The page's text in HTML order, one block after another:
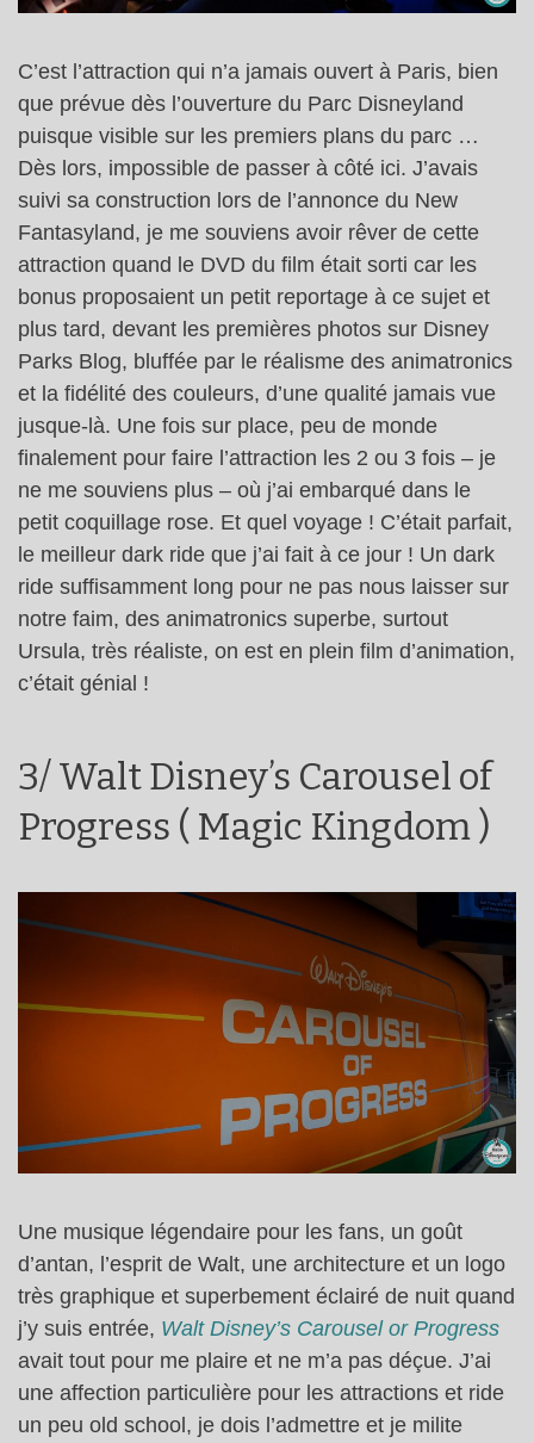
C’est l’attraction qui n’a jamais ouvert à Paris, bien
que prévue dès l’ouverture du Parc Disneyland
puisque visible sur les premiers plans du parc …
Dès lors, impossible de passer à côté ici. J’avais
suivi sa construction lors de l’annonce du New
Fantasyland, je me souviens avoir rêver de cette
attraction quand le DVD du film était sorti car les
bonus proposaient un petit reportage à ce sujet et
plus tard, devant les premières photos sur Disney
Parks Blog, bluffée par le réalisme des animatronics
et la fidélité des couleurs, d’une qualité jamais vue
jusque-là. Une fois sur place, peu de monde
finalement pour faire l’attraction les 2 ou 3 fois – je
ne me souviens plus – où j’ai embarqué dans le
petit coquillage rose. Et quel voyage ! C’était parfait,
le meilleur dark ride que j’ai fait à ce jour ! Un dark
ride suffisamment long pour ne pas nous laisser sur
notre faim, des animatronics superbe, surtout
Ursula, très réaliste, on est en plein film d’animation,
c’était génial !
3/ Walt Disney’s Carousel of
Progress ( Magic Kingdom )
Une musique légendaire pour les fans, un goût
d’antan, l’esprit de Walt, une architecture et un logo
très graphique et superbement éclairé de nuit quand
j’y suis entrée, Walt Disney’s Carousel or Progress
avait tout pour me plaire et ne m’a pas déçue. J’ai
une affection particulière pour les attractions et ride
un peu old school, je dois l’admettre et je milite